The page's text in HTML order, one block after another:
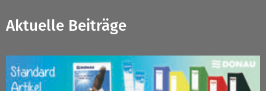
Aktuelle Beiträge